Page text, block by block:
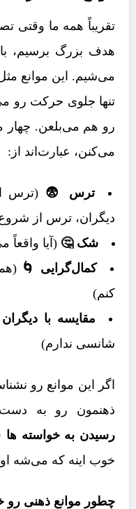
تقریباً همه ما وقتی
هدف بزرگ برسیم،
می‌شیم. این موانع
تنها جلوی حرکت رو
رو هم می‌بلعن. چهار
می‌کنن، عبارت‌اند از:
ترس 😨 (ترس
دیگران، ترس از
شک 🤔 (آیا
کمال‌گرایی 🌀
کنم)
مقایسه با
شانسی ندارم)
اگر این موانع رو
ذهنمون رو به
رسیدن به خواسته ها
خوب اینه که می‌شه
چطور موانع ذهنی رو